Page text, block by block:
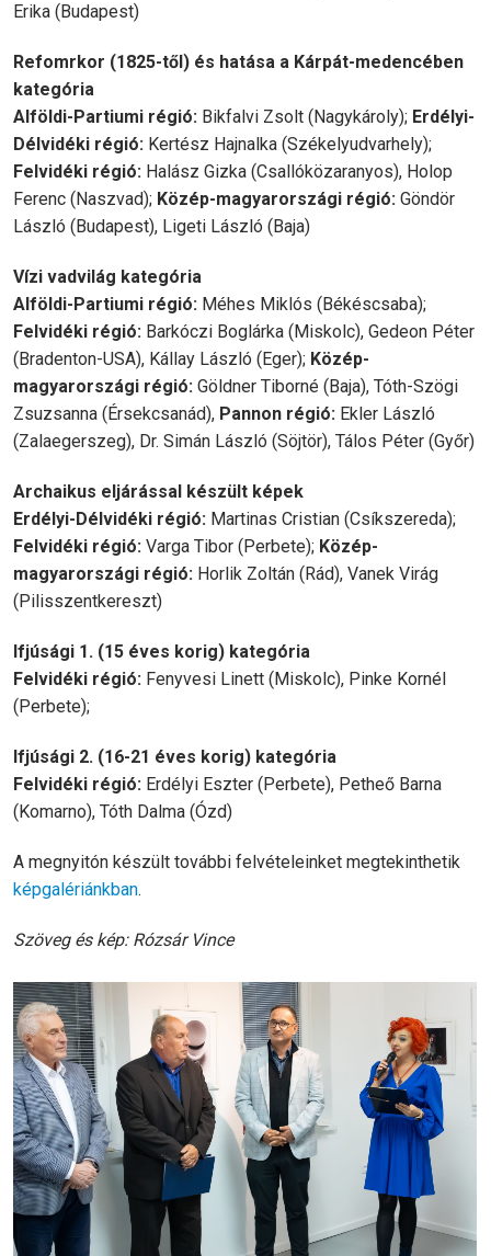
Erika (Budapest)
Refomrkor (1825-től) és hatása a Kárpát-medencében
kategória
Alföldi-Partiumi régió: Bikfalvi Zsolt (Nagykároly); Erdélyi-
Délvidéki régió: Kertész Hajnalka (Székelyudvarhely);
Felvidéki régió: Halász Gizka (Csallóközaranyos), Holop
Ferenc (Naszvad); Közép-magyarországi régió: Göndör
László (Budapest), Ligeti László (Baja)
Vízi vadvilág kategória
Alföldi-Partiumi régió: Méhes Miklós (Békéscsaba);
Felvidéki régió: Barkóczi Boglárka (Miskolc), Gedeon Péter
(Bradenton-USA), Kállay László (Eger); Közép-
magyarországi régió: Göldner Tiborné (Baja), Tóth-Szögi
Zsuzsanna (Érsekcsanád), Pannon régió: Ekler László
(Zalaegerszeg), Dr. Simán László (Söjtör), Tálos Péter (Győr)
Archaikus eljárással készült képek
Erdélyi-Délvidéki régió: Martinas Cristian (Csíkszereda);
Felvidéki régió: Varga Tibor (Perbete); Közép-
magyarországi régió: Horlik Zoltán (Rád), Vanek Virág
(Pilisszentkereszt)
Ifjúsági 1. (15 éves korig) kategória
Felvidéki régió: Fenyvesi Linett (Miskolc), Pinke Kornél
(Perbete);
Ifjúsági 2. (16-21 éves korig) kategória
Felvidéki régió: Erdélyi Eszter (Perbete), Petheő Barna
(Komarno), Tóth Dalma (Ózd)
A megnyitón készült további felvételeinket megtekinthetik
képgalériánkban.
Szöveg és kép: Rózsár Vince